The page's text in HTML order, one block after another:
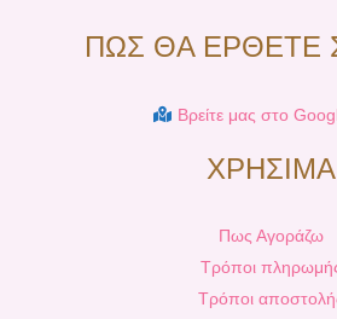
ΠΩΣ ΘΑ ΕΡΘΕΤΕ
Βρείτε μας στο
ΧΡΗΣΙΜΑ
Πως Αγοράζω
Τρόποι
Τρόποι